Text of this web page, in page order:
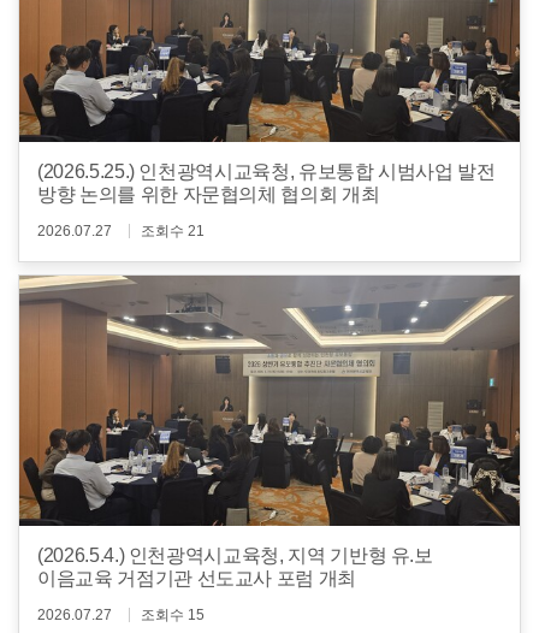
(2026.5.25.) 인천광역시교육청, 유보통합 시범사업 발전
방향 논의를 위한 자문협의체 협의회 개최
2026.07.27 조회수 21
(2026.5.4.) 인천광역시교육청, 지역 기반형 유.보
이음교육 거점기관 선도교사 포럼 개최
2026.07.27 조회수 15